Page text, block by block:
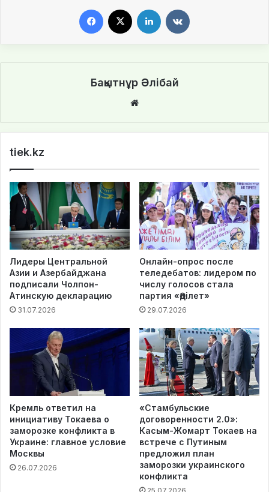
Бақытнұр Әлібай
te
tiek.kz
Лидеры Центральной
Азии и Азербайджана
подписали Чолпон-
Атинскую декларацию
31.07.2026
Онлайн-опрос после
теледебатов: лидером по
числу голосов стала
партия «Әділет»
29.07.2026
Кремль ответил на
инициативу Токаева о
заморозке конфликта в
Украине: главное условие
Москвы
26.07.2026
«Стамбульские
договоренности 2.0»:
Касым-Жомарт Токаев на
встрече с Путиным
предложил план
заморозки украинского
конфликта